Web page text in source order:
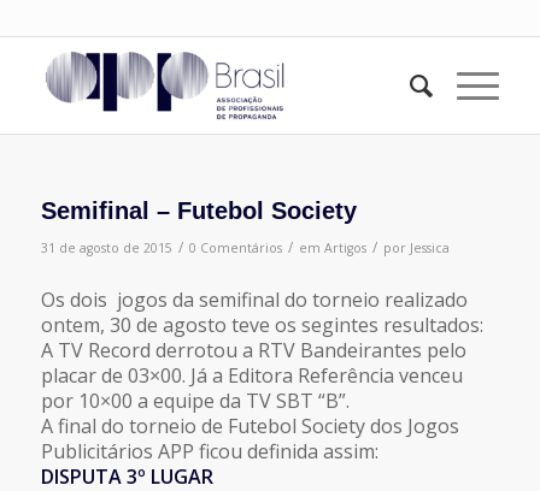
Semifinal – Futebol Society
31 de agosto de 2015 / 0 Comentários / em Artigos / por Jessica
Os dois jogos da semifinal do torneio realizado
ontem, 30 de agosto teve os segintes resultados:
A TV Record derrotou a RTV Bandeirantes pelo
placar de 03×00. Já a Editora Referência venceu
por 10×00 a equipe da TV SBT “B”.
A final do torneio de Futebol Society dos Jogos
Publicitários APP ficou definida assim:
DISPUTA 3º LUGAR